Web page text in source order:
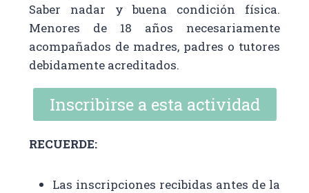
Saber nadar y buena condición física.
Menores de 18 años necesariamente
acompañados de madres, padres o tutores
debidamente acreditados.
Inscribirse a esta actividad
RECUERDE:
Las inscripciones recibidas antes de la